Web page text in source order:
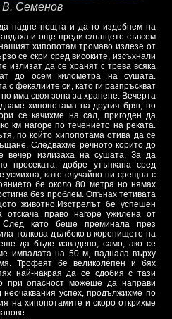
Семенов
падне нощта и да го издебнем на
и още преди слънцето съвсем
хипопотам тромаво излезе от
се скри сред високите, изсъхнали
излизат да се хранят с трева всяка
до осем километра на сушата.
с фекалиите си, като ги разпръскват
има своя зона за хранене. Вечерта
хипопотама на другия бряг, но
се качихме на сал, пригоден да
км нагоре по течението на реката.
по който хипопотама отива да се
Следвахме речното корито до
вечер излизаха на сушата. За да
просеката, добре утъпкана сред
усмихна, като случайно ни срещна с
бе около 80 метра но нямах
без проблем. Опънах тетивата
животно.Изстрелът бе успешен
право нагоре ужилена от
като беше преминала през
толкова дълбоко в коренището на
да бъде извадено, само, ако се
импалата на 50 м, паднала върху
Трофеят бе великолепен и бях
най-накрая да се сдобия с тази
при опасност можеше да направи
неочаквания успех, продължихме по
на хипопотамите и скоро открихме